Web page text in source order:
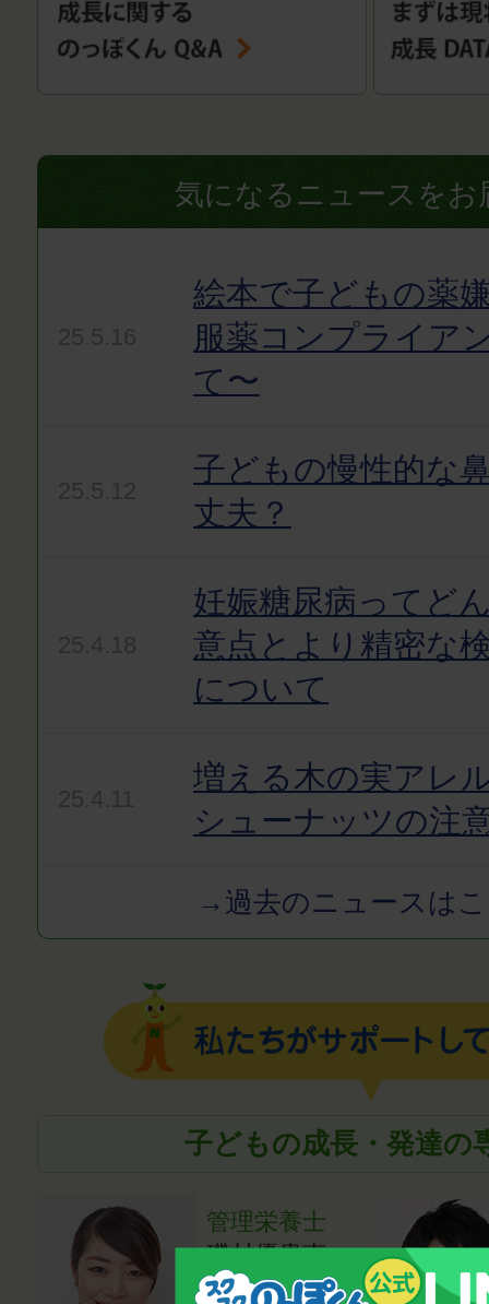
気になるニュースをお
絵本で子どもの薬
服薬コンプライア
て〜
子どもの慢性的な
丈夫？
妊娠糖尿病ってど
意点とより精密な
について
増える木の実アレ
シューナッツの注
→過去のニュースは
子どもの成長・発達の
管理栄養士
磯村優貴恵